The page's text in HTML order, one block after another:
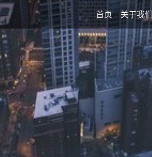
首页 关于我